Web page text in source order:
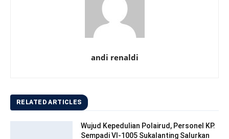
andi renaldi
RELATED ARTICLES
Wujud Kepedulian Polairud, Personel KP.
Sempadi VI-1005 Sukalanting Salurkan